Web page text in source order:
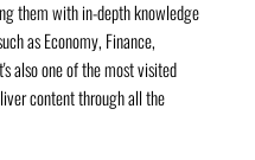
them with in-depth knowledge
as Economy, Finance,
also one of the most visited
content through all the